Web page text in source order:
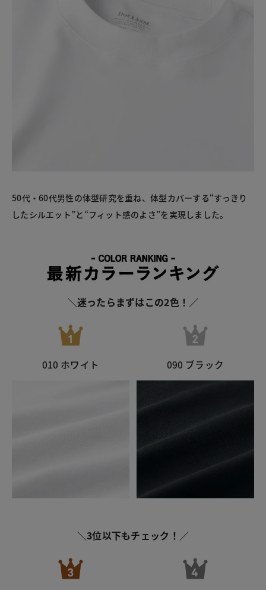
50代・60代男性の体型研究を重ね、体型カバーする“すっきり
したシルエット”と“フィット感のよさ”を実現しました。
＼迷ったらまずはこの2色！／
010 ホワイト 090 ブラック
＼3位以下もチェック！／